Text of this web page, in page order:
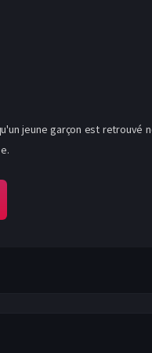
jeune garçon est retrouvé